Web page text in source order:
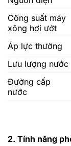
Công suất máy
xông hơi ướt
Áp lực thường
Lưu lượng nước
Đường cấp
nước
2. Tính năng